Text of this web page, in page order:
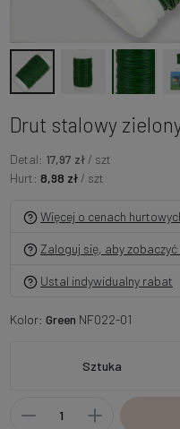
Drut stalowy
Detal: 17,97 zł / szt
Hurt: 8,98 zł / szt
Więcej o cenach
Zaloguj się, aby
Ustal indywidualny rabat
Kolor: Green NF022-01
Sztuka